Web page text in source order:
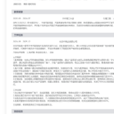
，促销活动期间销量峰值
报告，利用进销存系统数据
力产品与滞销风险，为采
XXX%。
后服务顾问的配件推荐与销
配件供应引发的客户投诉
与案例复盘提升其独立成单